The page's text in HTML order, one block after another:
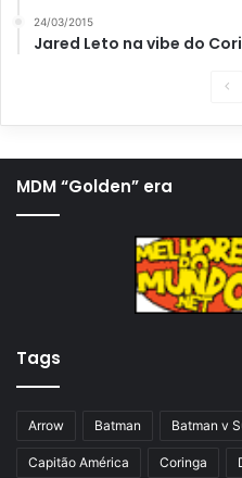
24/03/2015
Jared Leto na vibe do
a
a
n
MDM “Golden” era
Tags
Arrow Batman Batman v
Capitão América Coringa